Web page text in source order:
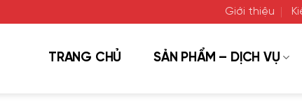
Giới thiệu
TRANG CHỦ SẢN PHẨM – DỊCH VỤ